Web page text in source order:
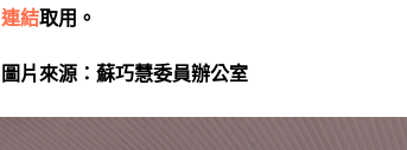
連結取用。
圖片來源：蘇巧慧委員辦公室